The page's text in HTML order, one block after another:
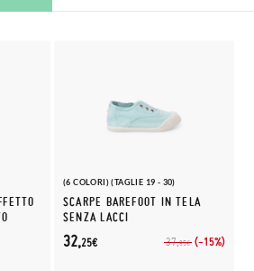
(6 COLORI) (TAGLIE 19 - 30)
SCARPE BAREFOOT IN TELA
SENZA LACCI
37,95€ (-15%)
32,25€